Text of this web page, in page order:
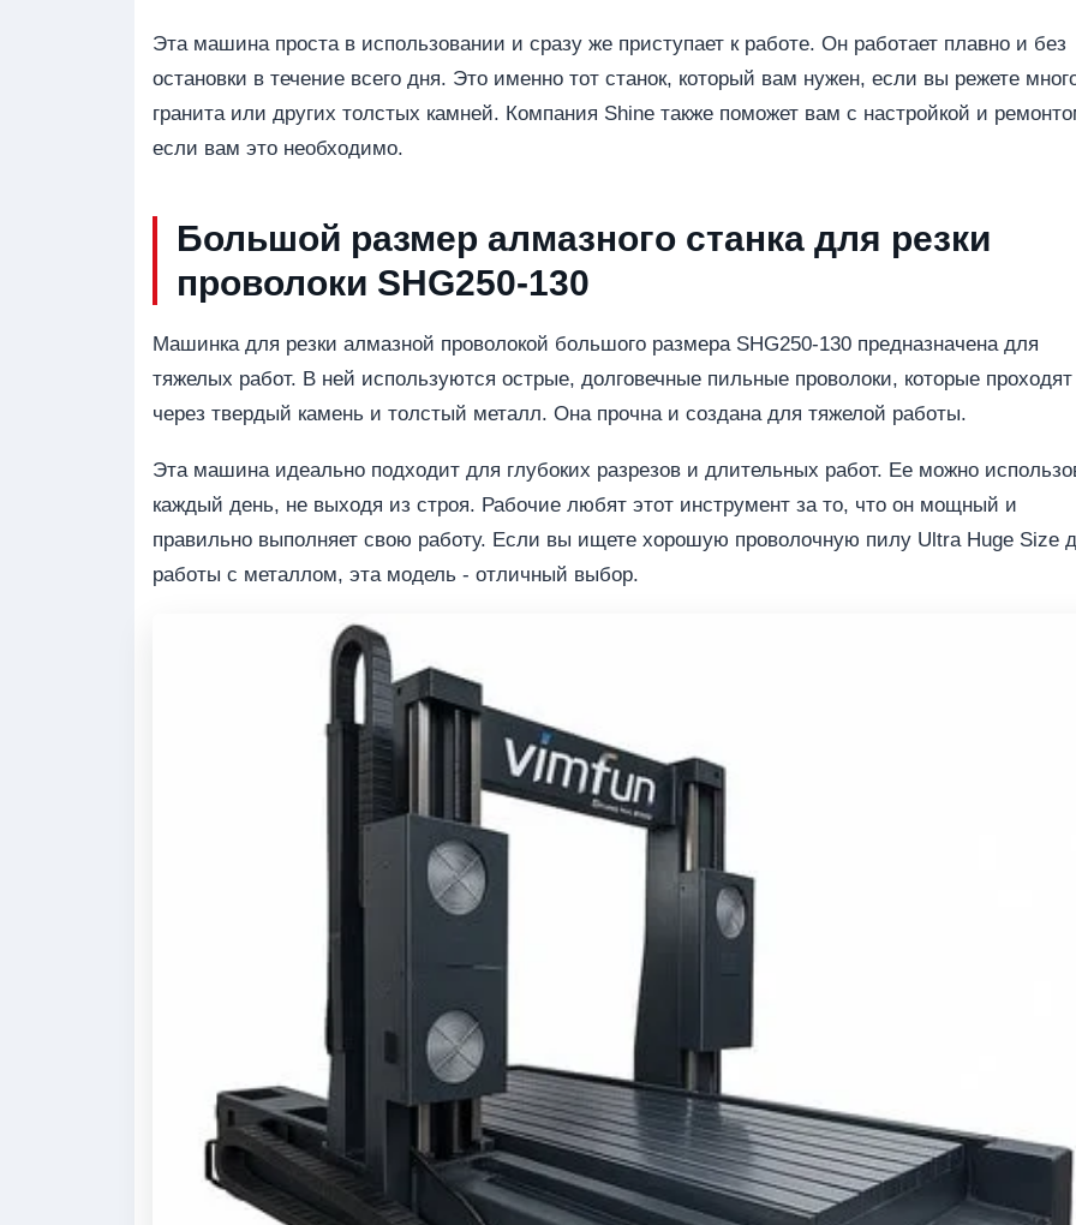
Эта машина проста в использовании и сразу же приступает к работе. Он работает плавно и без
остановки в течение всего дня. Это именно тот станок, который вам нужен, если вы режете
гранита или других толстых камней. Компания Shine также поможет вам с настройкой и
если вам это необходимо.
Большой размер алмазного станка для резки
проволоки SHG250-130
Машинка для резки алмазной проволокой большого размера SHG250-130 предназначена для
тяжелых работ. В ней используются острые, долговечные пильные проволоки, которые проходят
через твердый камень и толстый металл. Она прочна и создана для тяжелой работы.
Эта машина идеально подходит для глубоких разрезов и длительных работ. Ее можно
каждый день, не выходя из строя. Рабочие любят этот инструмент за то, что он мощный и
правильно выполняет свою работу. Если вы ищете хорошую проволочную пилу Ultra Huge Size
работы с металлом, эта модель - отличный выбор.